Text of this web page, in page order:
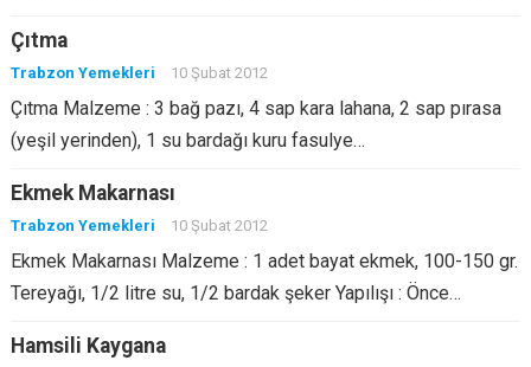
Çıtma
Trabzon Yemekleri 10 Şubat 2012
Çıtma Malzeme : 3 bağ pazı, 4 sap kara lahana, 2 sap pırasa
(yeşil yerinden), 1 su bardağı kuru fasulye…
Ekmek Makarnası
Trabzon Yemekleri 10 Şubat 2012
Ekmek Makarnası Malzeme : 1 adet bayat ekmek, 100-150 gr.
Tereyağı, 1/2 litre su, 1/2 bardak şeker Yapılışı : Önce…
Hamsili Kaygana